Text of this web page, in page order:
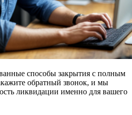
способы закрытия с полным
обратный звонок, и мы
ликвидации именно для вашего